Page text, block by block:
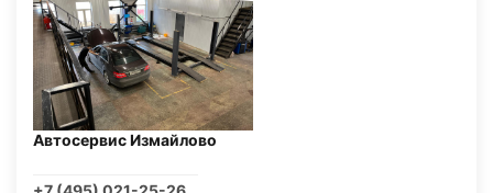
Автосервис Измайлово